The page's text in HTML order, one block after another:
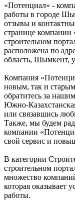
«Потенциал» -
работы в городе
отзывы и
странице
строительном
расположена по
область, Шымкент,
Компания
новым, так и
обратитесь за
Южно-
или связавшись
Также, мы будем
компании
свой сервис и
В категории
строительном
множество
которая оказывает
работы.